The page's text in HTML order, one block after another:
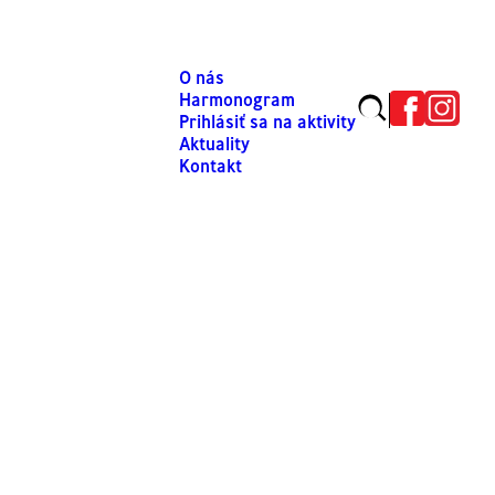
O nás
Harmonogram
Prihlásiť sa na aktivity
Aktuality
Kontakt